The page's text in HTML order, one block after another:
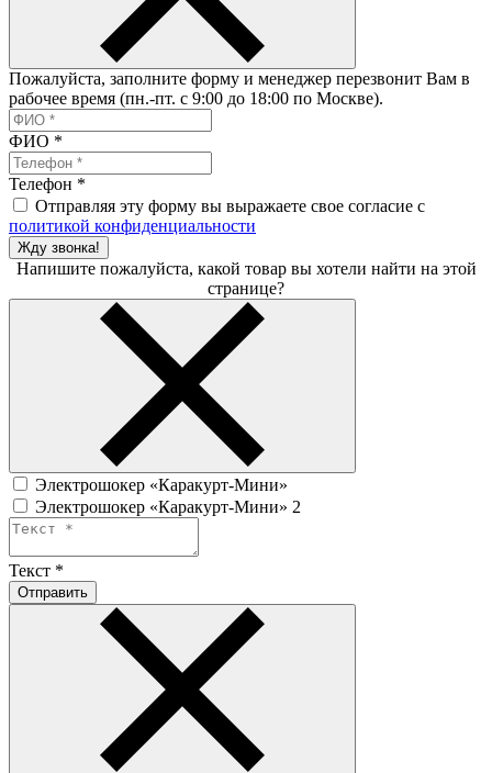
Пожалуйста, заполните форму и менеджер перезвонит Вам в
рабочее время (пн.-пт. с 9:00 до 18:00 по Москве).
ФИО *
Телефон *
Отправляя эту форму вы выражаете свое согласие с
политикой конфиденциальности
Жду звонка!
Напишите пожалуйста, какой товар вы хотели найти на этой
странице?
Электрошокер «Каракурт-Мини»
Электрошокер «Каракурт-Мини» 2
Текст *
Отправить